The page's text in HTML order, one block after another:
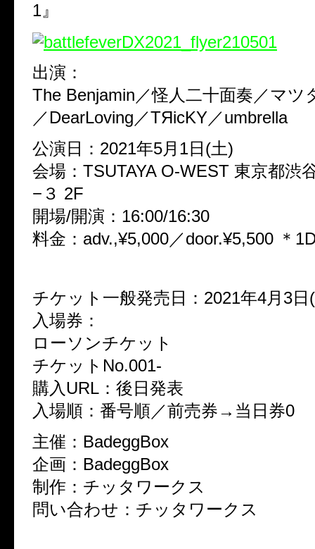
1』
出演：
The Benjamin／怪人二十面奏／マツ
／DearLoving／TЯicKY／umbrella
公演日：2021年5月1日(土)
会場：TSUTAYA O-WEST 東京都渋
−３ 2F
開場/開演：16:00/16:30
料金：adv.,¥5,000／door.¥5,500 ＊
チケット一般発売日：2021年4月3日
入場券：
ローソンチケット
チケットNo.001-
購入URL：後日発表
入場順：番号順／前売券→当日券0
主催：BadeggBox
企画：BadeggBox
制作：チッタワークス
問い合わせ：チッタワークス